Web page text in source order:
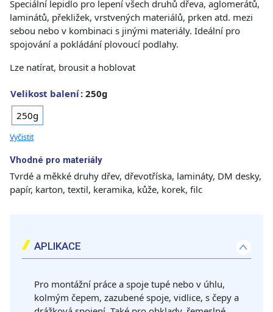
Speciální lepidlo pro lepení všech druhů dřeva, aglomerátů,
laminátů, překližek, vrstvených materiálů, prken atd. mezi
sebou nebo v kombinaci s jinými materiály. Ideální pro
spojování a pokládání plovoucí podlahy.
Lze natírat, brousit a hoblovat
Velikost balení: 250g
250g
Vyčistit
Vhodné pro materiály
Tvrdé a měkké druhy dřev, dřevotříska, lamináty, DM desky,
papír, karton, textil, keramika, kůže, korek, filc
APLIKACE
Pro montážní práce a spoje tupé nebo v úhlu,
kolmým čepem, zazubené spoje, vidlice, s čepy a